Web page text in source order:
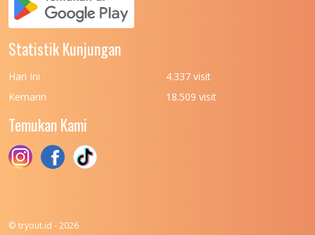
UNIVERSITAS PADJADJARAN
UNIVERSITAS PATTIMURA
(UPN) VETERAN JAKARTA
UNIVERSITAS PEMBANGUNAN NASIONAL
(UPN) VETERAN JAWA TIMUR
UNIVERSITAS PEMBANGUNAN NASIONAL
Statistik Kunjungan
Hari Ini
4.337 visit
Kemarin
18.509 visit
Temukan Kami
© tryout.id - 2026